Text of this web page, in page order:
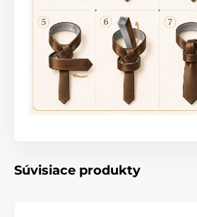
Súvisiace produkty